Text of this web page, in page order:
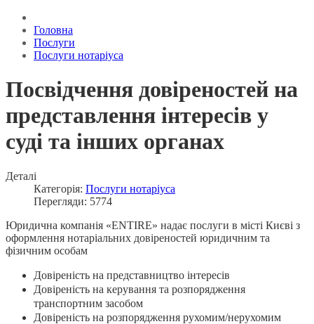
Головна
Послуги
Послуги нотаріуса
Посвідчення довіреностей на
представлення інтересів у
суді та інших органах
Деталі
Категорія: Послуги нотаріуса
Перегляди: 5774
Юридична компанія «ENTIRE» надає послуги в місті Києві з
оформлення нотаріальних довіреностей юридичним та
фізичним особам
Довіреність на представництво інтересів
Довіреність на керування та розпорядження
транспортним засобом
Довіреність на розпорядження рухомим/нерухомим